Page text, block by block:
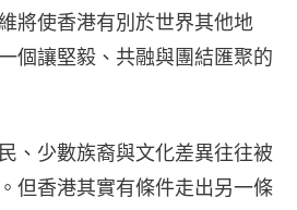
將使香港有別於世界其他地
個讓堅毅、共融與團結匯聚的
、少數族裔與文化差異往往被
但香港其實有條件走出另一條